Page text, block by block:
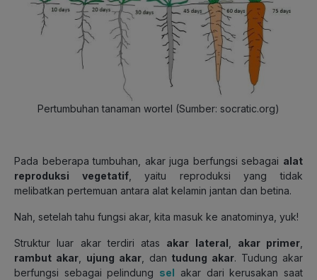
Pertumbuhan tanaman wortel (Sumber: socratic.org)
Pada beberapa tumbuhan, akar juga berfungsi sebagai alat
reproduksi vegetatif, yaitu reproduksi yang tidak
melibatkan pertemuan antara alat kelamin jantan dan betina.
Nah, setelah tahu fungsi akar, kita masuk ke anatominya, yuk!
Struktur luar akar terdiri atas akar lateral akar primer
rambut akar, ujung akar, dan tudung akar. Tudung akar
berfungsi sebagai pelindung sel akar dari kerusakan saat